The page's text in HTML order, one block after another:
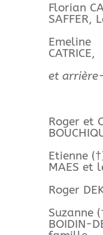
Florian
SAFFER,
Emeline
et
Roger et
Etienne
MAES et
Roger
Suzanne
BOIDIN-